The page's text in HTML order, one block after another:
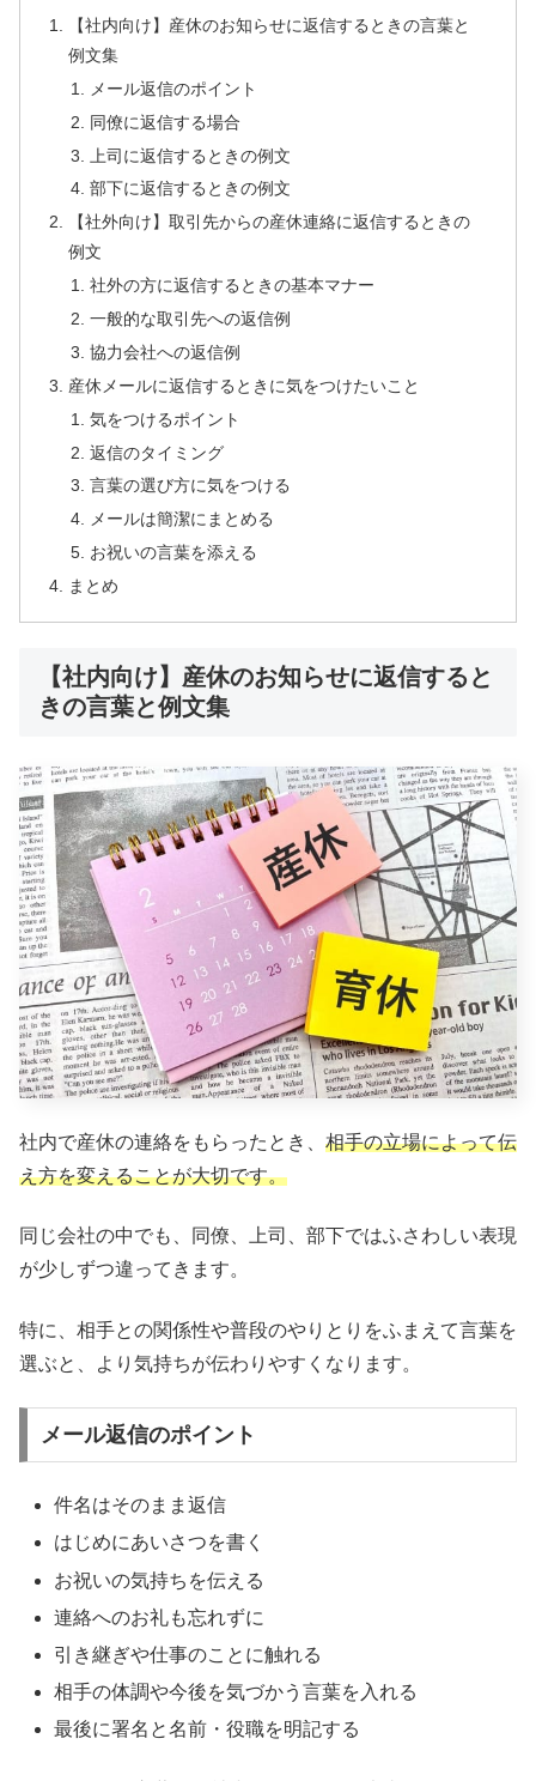
【社内向け】産休のお知らせに返信するときの言葉と
例文集
メール返信のポイント
同僚に返信する場合
上司に返信するときの例文
部下に返信するときの例文
【社外向け】取引先からの産休連絡に返信するときの
例文
社外の方に返信するときの基本マナー
一般的な取引先への返信例
協力会社への返信例
産休メールに返信するときに気をつけたいこと
気をつけるポイント
返信のタイミング
言葉の選び方に気をつける
メールは簡潔にまとめる
お祝いの言葉を添える
まとめ
【社内向け】産休のお知らせに返信すると
きの言葉と例文集
社内で産休の連絡をもらったとき、 相手の立場によって伝
え方を変えることが大切です。
同じ会社の中でも、同僚、上司、部下ではふさわしい表現
が少しずつ違ってきます。
特に、相手との関係性や普段のやりとりをふまえて言葉を
選ぶと、より気持ちが伝わりやすくなります。
メール返信のポイント
件名はそのまま返信
はじめにあいさつを書く
お祝いの気持ちを伝える
連絡へのお礼も忘れずに
引き継ぎや仕事のことに触れる
相手の体調や今後を気づかう言葉を入れる
最後に署名と名前・役職を明記する